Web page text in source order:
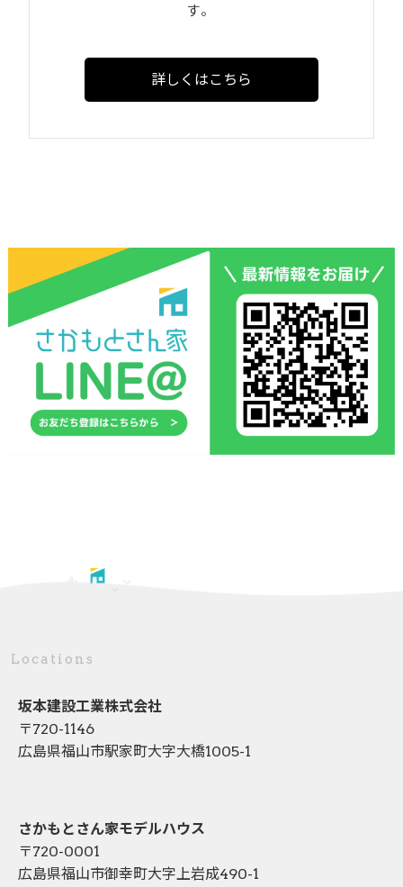
す。
詳しくはこちら
Locations
坂本建設工業株式会社
〒720-1146
広島県福山市駅家町大字大橋1005-1
さかもとさん家モデルハウス
〒720-0001
広島県福山市御幸町大字上岩成490-1